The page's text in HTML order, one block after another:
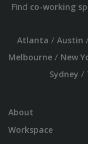
Find co-working
Atlanta / Austin /
Melbourne/ New
Sydney /
About
Workspace